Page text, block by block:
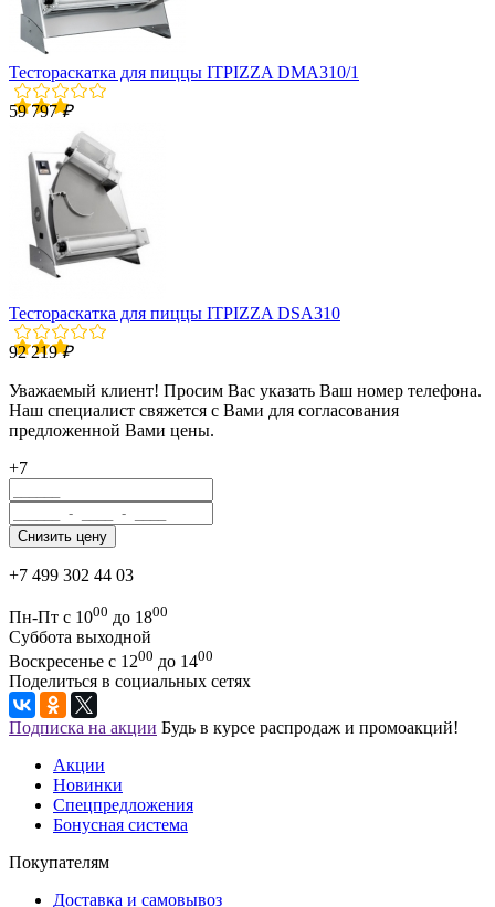
Тестораскатка для пиццы ITPIZZA DMA310/1
59 797₽
Тестораскатка для пиццы ITPIZZA DSA310
92 219₽
Уважаемый клиент! Просим Вас указать Ваш номер телефона.
Наш специалист свяжется с Вами для согласования
предложенной Вами цены.
+7
+7 499 302 44 03
Пн-Пт с 1000 до 1800
Суббота выходной
Воскресенье с 1200 до 1400
Поделиться в социальных сетях
Подписка на акции Будь в курсе распродаж и промоакций!
Акции
Новинки
Спецпредложения
Бонусная система
Покупателям
Доставка и самовывоз